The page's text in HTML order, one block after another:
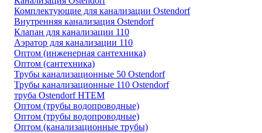
Комплектующие для канализации Ostendorf
Внутренняя канализация Ostendorf
Клапан для канализации 110
Аэратор для канализации 110
Оптом (инженерная сантехника)
Оптом (сантехника)
Трубы канализационные 50 Ostendorf
Трубы канализационные 110 Ostendorf
труба Ostendorf HTEM
Оптом (трубы водопроводные)
Оптом (трубы водопроводные)
Оптом (канализационные трубы)